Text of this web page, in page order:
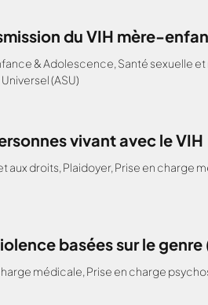
du VIH mère-
& Adolescence, Santé sexuelle
(ASU)
vivant avec le
aux droits, Plaidoyer, Prise en charge
basées sur le genre
médicale, Prise en charge